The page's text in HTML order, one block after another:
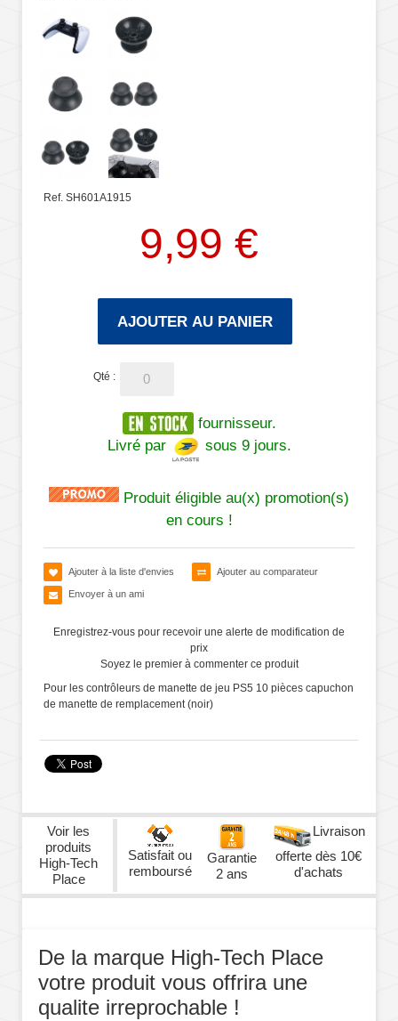
Ref. SH601A1915
9,99 €
AJOUTER AU PANIER
Qté :
fournisseur.
Livré par
sous 9 jours.
Produit éligible au(x) promotion(s)
en cours !
Ajouter à la liste d'envies Ajouter au comparateur
Envoyer à un ami
Enregistrez-vous pour recevoir une alerte de modification de
prix
Soyez le premier à commenter ce produit
Pour les contrôleurs de manette de jeu PS5 10 pièces capuchon
de manette de remplacement (noir)
Voir les
produits
High-Tech
Place
Satisfait ou
remboursé
Garantie
2 ans
Livraison
offerte dès 10€
d'achats
De la marque High-Tech Place
votre produit vous offrira une
qualite irreprochable !